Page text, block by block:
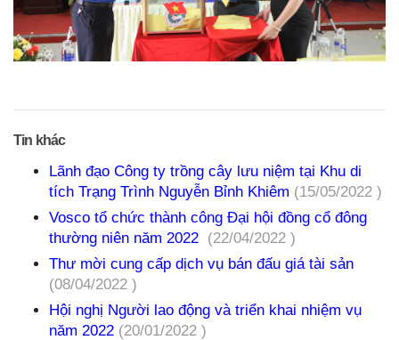
Tin khác
Lãnh đạo Công ty trồng cây lưu niệm tại Khu di
tích Trạng Trình Nguyễn Bỉnh Khiêm (15/05/2022 )
Vosco tổ chức thành công Đại hội đồng cổ đông
thường niên năm 2022 (22/04/2022 )
Thư mời cung cấp dịch vụ bán đấu giá tài sản
(08/04/2022 )
Hội nghị Người lao động và triển khai nhiệm vụ
năm 2022 (20/01/2022 )